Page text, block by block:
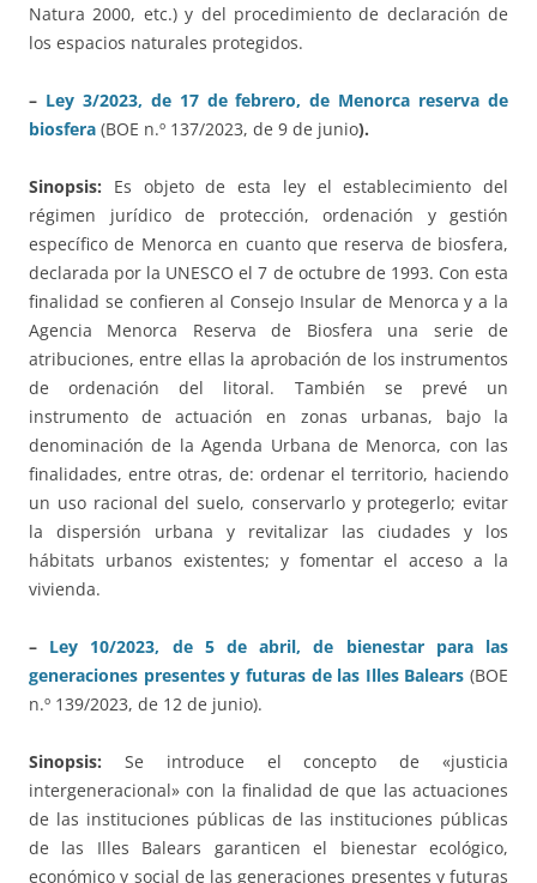
Natura 2000, etc.) y del procedimiento de declaración de
los espacios naturales protegidos.
– Ley 3/2023, de 17 de febrero, de Menorca reserva de
biosfera (BOE n.º 137/2023, de 9 de junio).
Sinopsis: Es objeto de esta ley el establecimiento del
régimen jurídico de protección, ordenación y gestión
específico de Menorca en cuanto que reserva de biosfera,
declarada por la UNESCO el 7 de octubre de 1993. Con esta
finalidad se confieren al Consejo Insular de Menorca y a la
Agencia Menorca Reserva de Biosfera una serie de
atribuciones, entre ellas la aprobación de los instrumentos
de ordenación del litoral. También se prevé un
instrumento de actuación en zonas urbanas, bajo la
denominación de la Agenda Urbana de Menorca, con las
finalidades, entre otras, de: ordenar el territorio, haciendo
un uso racional del suelo, conservarlo y protegerlo; evitar
la dispersión urbana y revitalizar las ciudades y los
hábitats urbanos existentes; y fomentar el acceso a la
vivienda.
– Ley 10/2023, de 5 de abril, de bienestar para las
generaciones presentes y futuras de las Illes Balears (BOE
n.º 139/2023, de 12 de junio).
Sinopsis: Se introduce el concepto de «justicia
intergeneracional» con la finalidad de que las actuaciones
de las instituciones públicas de las instituciones públicas
de las Illes Balears garanticen el bienestar ecológico,
económico y social de las generaciones presentes y futuras